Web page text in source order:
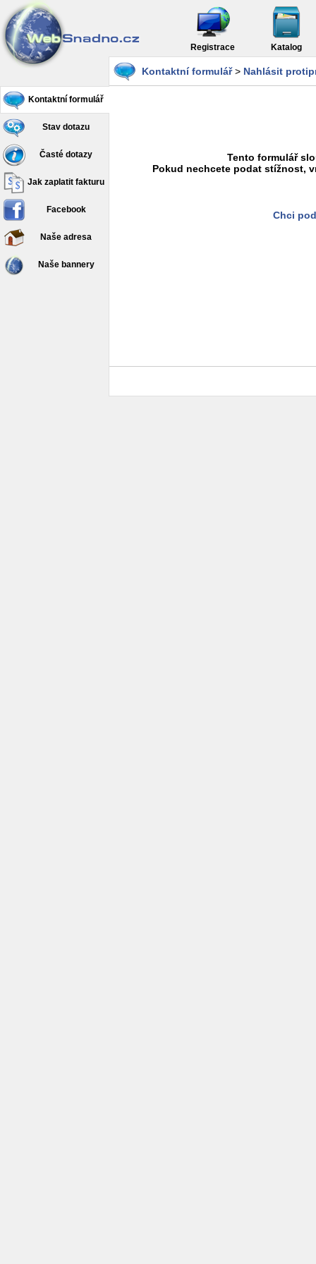
Registrace Katalog
Kontaktní formulář
Stav dotazu
Časté dotazy
Jak zaplatit fakturu
Facebook
Naše adresa
Naše bannery
Kontaktní formulář> Nahlásit
Tento formulář
Pokud nechcete podat stížnost,
Chci